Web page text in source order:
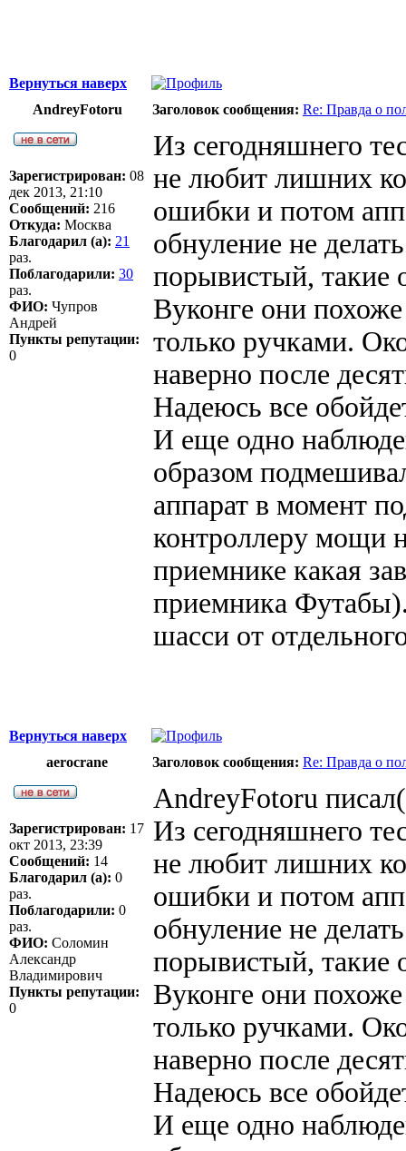
Вернуться наверх
AndreyFotoru
Заголовок сообщения: Re: Правда о
Зарегистрирован: 08
дек 2013, 21:10
Сообщений: 216
Откуда: Москва
Благодарил (а): 21
раз.
Поблагодарили: 30
раз.
ФИО: Чупров
Андрей
Пункты репутации:
0
Из сегодняшнего
не любит лишних
ошибки и потом
обнуление не
порывистый, такие
Вуконге они
только ручками.
наверно после
Надеюсь все
И еще одно
образом
аппарат в момент
контроллеру мощи
приемнике какая
приемника
шасси от
Вернуться наверх
aerocrane
Заголовок сообщения: Re: Правда о
Зарегистрирован: 17
окт 2013, 23:39
Сообщений: 14
Благодарил (а): 0
раз.
Поблагодарили: 0
раз.
ФИО: Соломин
Александр
Владимирович
Пункты репутации:
0
AndreyFotoru
Из сегодняшнего
не любит лишних
ошибки и потом
обнуление не
порывистый, такие
Вуконге они
только ручками.
наверно после
Надеюсь все
И еще одно